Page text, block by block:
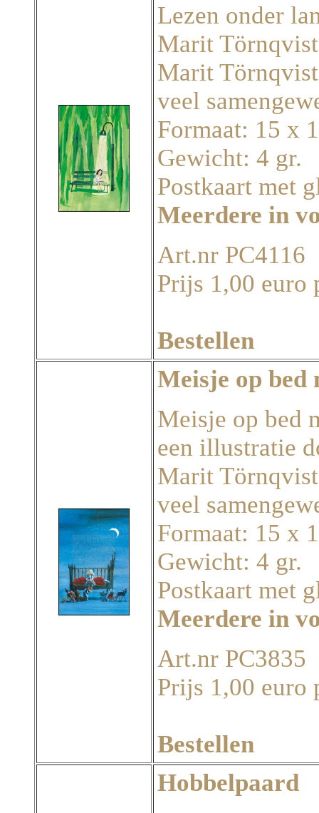
Lezen onder
Marit Törnqvist
Marit
veel
Formaat: 15 x
Gewicht: 4 gr.
Postkaart met
Meerdere in
Art.nr PC4116
Prijs 1,00 euro
Bestellen
Meisje op bed
Meisje op bed
een illustratie
Marit
veel
Formaat: 15 x
Gewicht: 4 gr.
Postkaart met
Meerdere in
Art.nr PC3835
Prijs 1,00 euro
Bestellen
Hobbelpaard